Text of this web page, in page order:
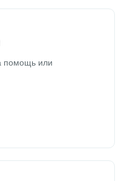
помощь или